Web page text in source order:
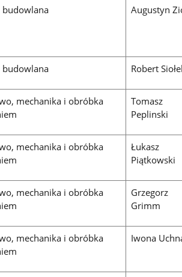
budowlana Augustyn
budowlana Robert
mechanika i obróbka
Tomasz
Peplinski
mechanika i obróbka
Łukasz
Piątkowski
mechanika i obróbka
Grzegorz
Grimm
mechanika i obróbka
Iwona